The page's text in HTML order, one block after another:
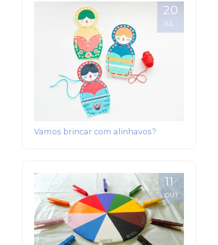
20
JUL
Vamos brincar com alinhavos?
11
OUT